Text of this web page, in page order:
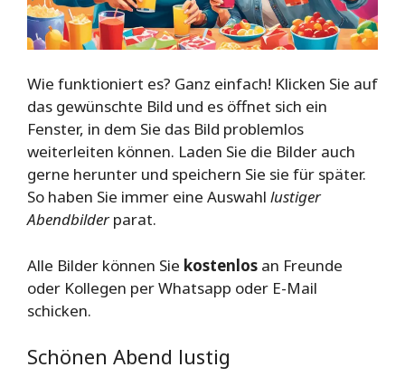
Wie funktioniert es? Ganz einfach! Klicken Sie auf
das gewünschte Bild und es öffnet sich ein
Fenster, in dem Sie das Bild problemlos
weiterleiten können. Laden Sie die Bilder auch
gerne herunter und speichern Sie sie für später.
So haben Sie immer eine Auswahl lustiger
Abendbilderparat.
Alle Bilder können Sie kostenlos an Freunde
oder Kollegen per Whatsapp oder E-Mail
schicken.
Schönen Abend lustig